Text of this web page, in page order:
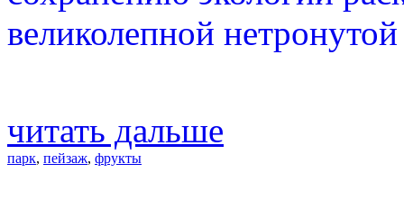
великолепной
читать дальше
парк, пейзаж, фрукты